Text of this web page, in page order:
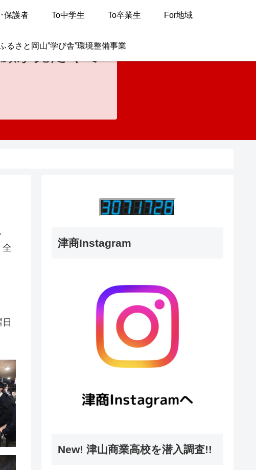
保護者 To中学生 To卒業生 For地域
るさと岡山”学び舎”環境整備事業
が見たくて
全
津商Instagram
New! 津山商業高校を潜入調査!!